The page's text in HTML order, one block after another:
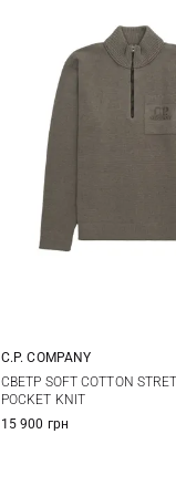
M L XL
C.P. COMPANY
СВЕТР SOFT COTTON
POCKET KNIT
15 900 грн